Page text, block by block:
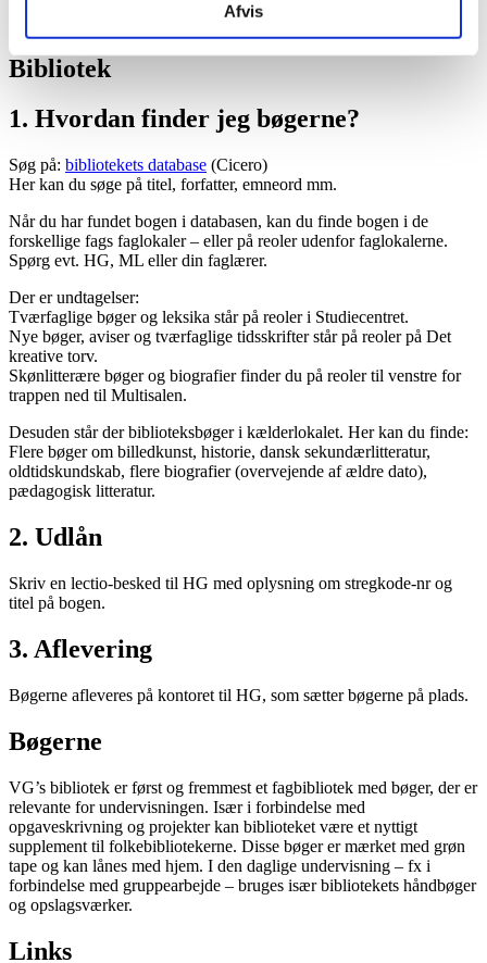
Afvis
Bibliotek
1. Hvordan finder jeg bøgerne?
Søg på: bibliotekets database (Cicero)
Her kan du søge på titel, forfatter, emneord mm.
Når du har fundet bogen i databasen, kan du finde bogen i de
forskellige fags faglokaler – eller på reoler udenfor faglokalerne.
Spørg evt. HG, ML eller din faglærer.
Der er undtagelser:
Tværfaglige bøger og leksika står på reoler i Studiecentret.
Nye bøger, aviser og tværfaglige tidsskrifter står på reoler på Det
kreative torv.
Skønlitterære bøger og biografier finder du på reoler til venstre for
trappen ned til Multisalen.
Desuden står der biblioteksbøger i kælderlokalet. Her kan du finde:
Flere bøger om billedkunst, historie, dansk sekundærlitteratur,
oldtidskundskab, flere biografier (overvejende af ældre dato),
pædagogisk litteratur.
2. Udlån
Skriv en lectio-besked til HG med oplysning om stregkode-nr og
titel på bogen.
3. Aflevering
Bøgerne afleveres på kontoret til HG, som sætter bøgerne på plads.
Bøgerne
VG’s bibliotek er først og fremmest et fagbibliotek med bøger, der er
relevante for undervisningen. Især i forbindelse med
opgaveskrivning og projekter kan biblioteket være et nyttigt
supplement til folkebibliotekerne. Disse bøger er mærket med grøn
tape og kan lånes med hjem. I den daglige undervisning – fx i
forbindelse med gruppearbejde – bruges især bibliotekets håndbøger
og opslagsværker.
Links